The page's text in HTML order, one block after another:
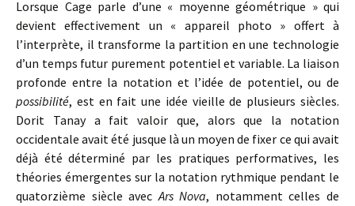
Lorsque Cage parle d’une « moyenne géométrique » qui
devient effectivement un « appareil photo » offert à
l’interprète, il transforme la partition en une technologie
d’un temps futur purement potentiel et variable. La liaison
profonde entre la notation et l’idée de potentiel, ou de
possibilité, est en fait une idée vieille de plusieurs siècles.
Dorit Tanay a fait valoir que, alors que la notation
occidentale avait été jusque là un moyen de fixer ce qui avait
déjà été déterminé par les pratiques performatives, les
théories émergentes sur la notation rythmique pendant le
quatorzième siècle avecArs Nova, notamment celles de